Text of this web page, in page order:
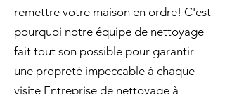
remettre votre maison en ordre! C'est
pourquoi notre équipe de nettoyage
fait tout son possible pour garantir
une propreté impeccable à chaque
visite Entreprise de nettoyage à